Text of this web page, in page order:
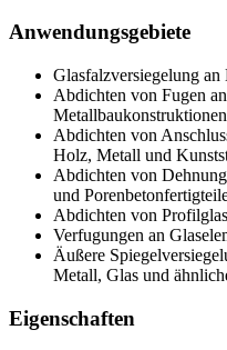
Anwendungsgebiete
Glasfalzversiegelung an
Abdichten von Fugen
Metallbaukonstruktionen
Abdichten von
Holz, Metall und
Abdichten von
und
Abdichten von
Verfugungen an
Äußere
Metall, Glas und
Eigenschaften